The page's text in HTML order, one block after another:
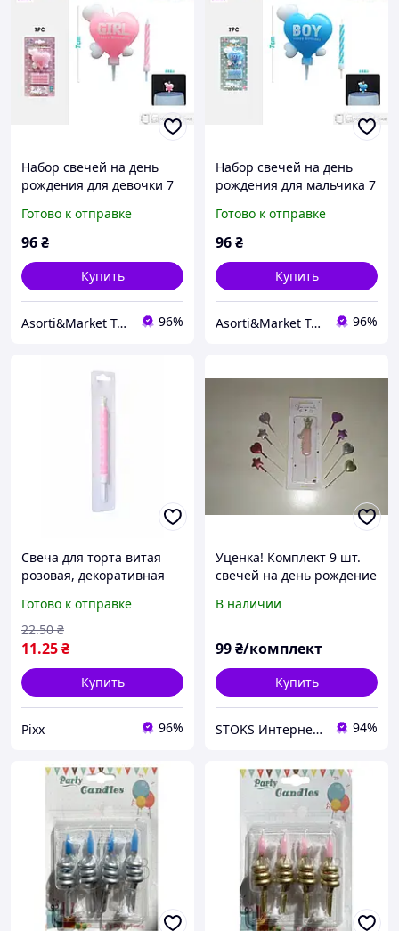
Набор свечей на день
рождения для девочки 7
надписью "Girl Happy
Birthday" и 6 розовых
Готово к отправке
96₴
Купить
Asorti&Market Товары для дома-семьи 96%
Набор свечей на день
рождения для мальчика 7
надписью "Boy Happy
Birthday" и 6 синих
Готово к отправке
96₴
Купить
Asorti&Market Товары для дома-семьи 96%
Свеча для торта витая
розовая, декоративная
держателем,
праздничная свеча на
день рождения для
украшения торта
Готово к отправке
11.25₴
22.50 ₴
Купить
Pixx 96%
Уценка! Комплект 9 шт.
свечей на день рождение
короной
В наличии
99₴/комплект
Купить
STOKS Интернет магазин стокового товара с Европы и США 94%